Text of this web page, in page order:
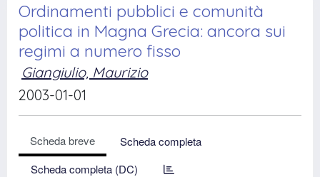
Ordinamenti pubblici e comunità
politica in Magna Grecia: ancora sui
regimi a numero fisso
Giangiulio, Maurizio
2003-01-01
Scheda breve
Scheda completa
Scheda completa (DC)